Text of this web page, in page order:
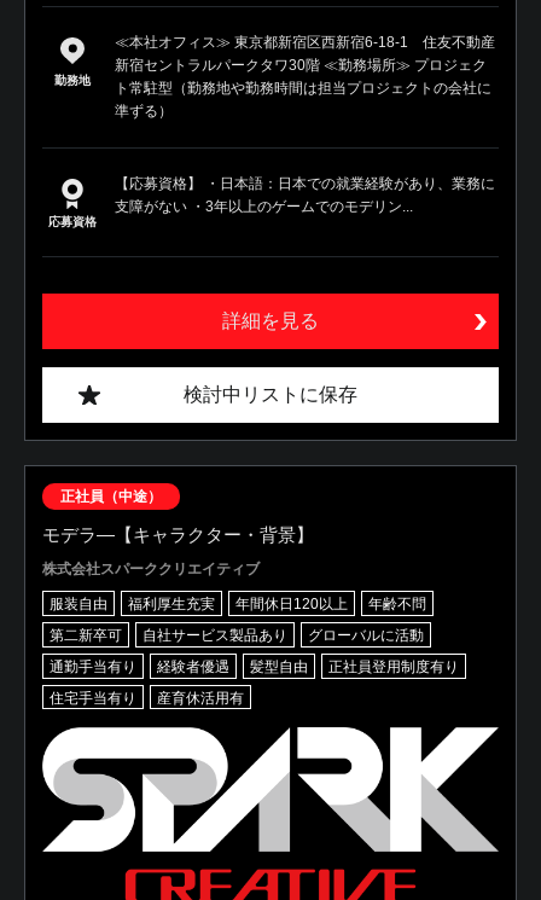
勤務地
≪本社オフィス≫ 東京都新宿区西新宿6-18-1 住友不動産
新宿セントラルパークタワ30階 ≪勤務場所≫ プロジェク
ト常駐型（勤務地や勤務時間は担当プロジェクトの会社に
準ずる）
応募資格
【応募資格】 ・日本語：日本での就業経験があり、業務に
支障がない ・3年以上のゲームでのモデリン...
詳細を見る
検討中リストに保存
正社員（中途）
モデラ―【キャラクター・背景】
株式会社スパーククリエイティブ
服装自由 福利厚生充実 年間休日120以上
年齢不問
第二新卒可
自社サービス製品あり
グローバルに活動
通勤手当有り
経験者優遇 髪型自由
正社員登用制度有り
住宅手当有り
産育休活用有